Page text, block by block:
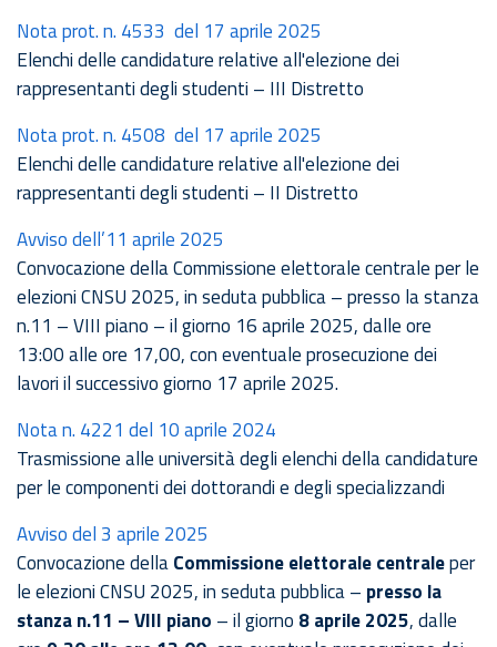
Nota prot. n. 4533 del 17 aprile 2025
Elenchi delle candidature relative all'elezione dei
rappresentanti degli studenti – III Distretto
Nota prot. n. 4508 del 17 aprile 2025
Elenchi delle candidature relative all'elezione dei
rappresentanti degli studenti – II Distretto
Avviso dell’11 aprile 2025
Convocazione della Commissione elettorale centrale per le
elezioni CNSU 2025, in seduta pubblica – presso la stanza
n.11 – VIII piano – il giorno 16 aprile 2025, dalle ore
13:00 alle ore 17,00, con eventuale prosecuzione dei
lavori il successivo giorno 17 aprile 2025.
Nota n. 4221 del 10 aprile 2024
Trasmissione alle università degli elenchi della candidature
per le componenti dei dottorandi e degli specializzandi
Avviso del 3 aprile 2025
Convocazione dellaCommissione elettorale centraleper
le elezioni CNSU 2025, in seduta pubblica – presso la
stanza n.11 – VIII piano – il giorno 8 aprile 2025, dalle